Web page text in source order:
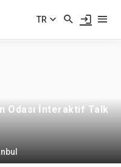
TR
Odası İnteraktif Talk